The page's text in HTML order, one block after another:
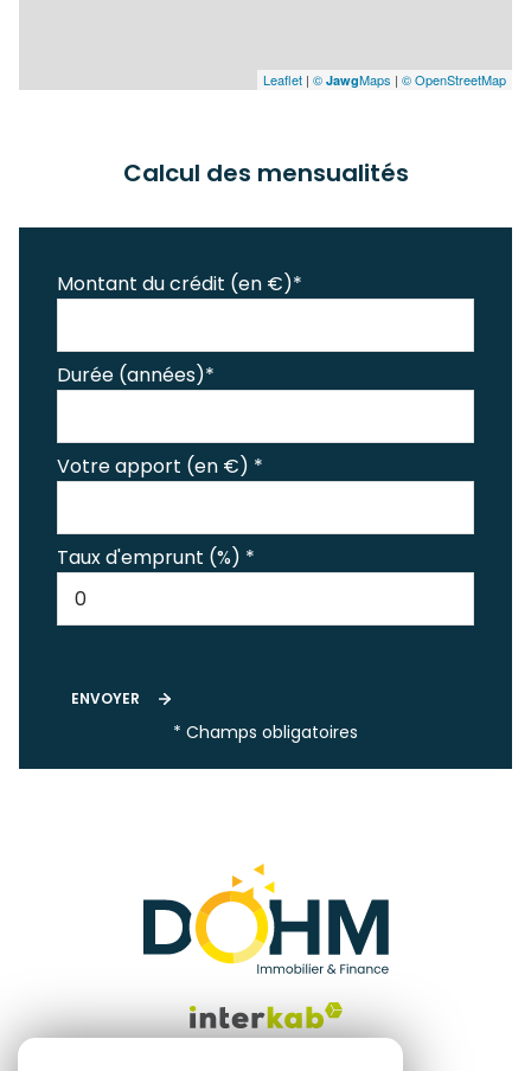
Leaflet | © JawgMaps | © OpenStreetMap
Calcul des mensualités
Montant du crédit (en €)*
Durée (années)*
Votre apport (en €) *
Taux d'emprunt (%) *
ENVOYER
* Champs obligatoires